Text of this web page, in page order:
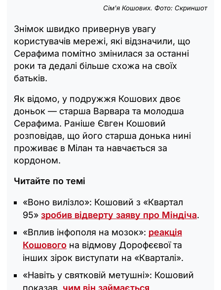
Сім'я Кошових. Фото: Скриншот
Знімок швидко привернув увагу
користувачів мережі, які відзначили, що
Серафима помітно змінилася за останні
роки та дедалі більше схожа на своїх
батьків.
Як відомо, у подружжя Кошових двоє
доньок — старша Варвара та молодша
Серафима. Раніше Євген Кошовий
розповідав, що його старша донька нині
проживає в Мілан та навчається за
кордоном.
Читайте по темі
«‎Воно вилізло»: Кошовий з «‎Квартал
95» зробив відверту заяву про Міндіча.
«Вплив інфополя на мозок‎»: реакція
Кошового на відмову Дорофєєвої та
інших зірок виступати на «Кварталі‎».
«Навіть у святковій метушні»: Кошовий
показав, чим він займається